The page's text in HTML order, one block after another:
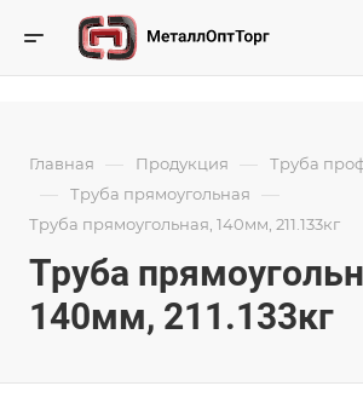
Главная — Продукция — Труба
— Труба прямоугольная —
Труба прямоугольная, 140мм, 211.133кг
Труба
140мм, 211.133кг